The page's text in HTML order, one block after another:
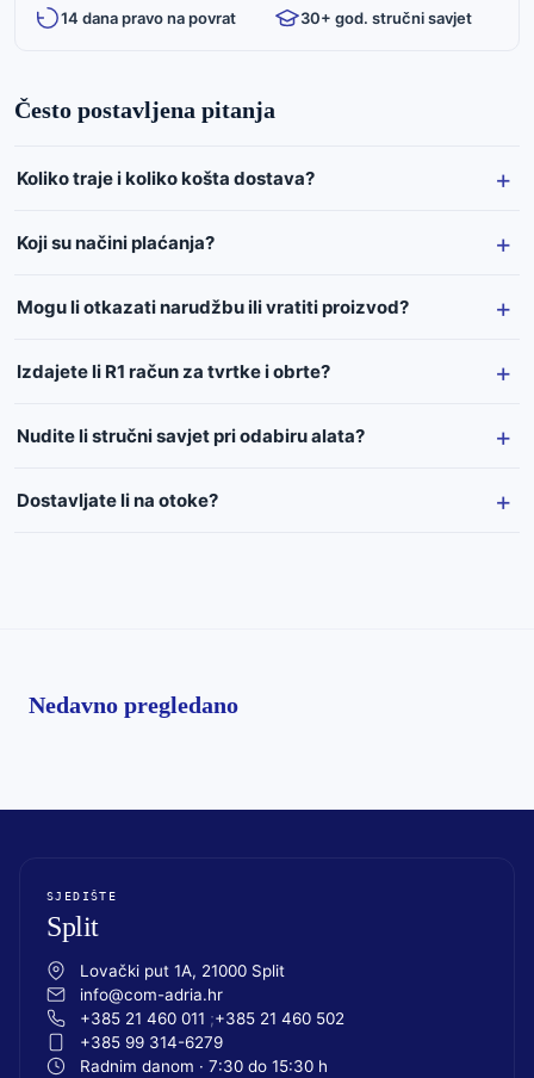
14 dana pravo na povrat 30+ god. stručni savjet
Često postavljena pitanja
Koliko traje i koliko košta dostava?
Koji su načini plaćanja?
Mogu li otkazati narudžbu ili vratiti proizvod?
Izdajete li R1 račun za tvrtke i obrte?
Nudite li stručni savjet pri odabiru alata?
Dostavljate li na otoke?
Nedavno pregledano
SJEDIŠTE
Split
Lovački put 1A, 21000 Split
info@com-adria.hr
+385 21 460 011
+385 21 460 502
+385 99 314-6279
Radnim danom · 7:30 do 15:30 h